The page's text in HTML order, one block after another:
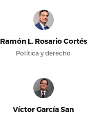
Ramón L. Rosario Cortés
Política y derecho
Víctor García San